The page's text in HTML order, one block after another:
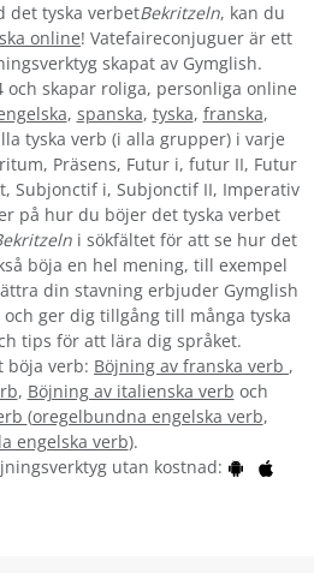
det tyska verbetBekritzeln, kan du
online! Vatefaireconjuguer är ett
skapat av Gymglish.
och skapar roliga, personliga online
, spanska, tyska, franska,
tyska verb (i alla grupper) i varje
Präsens, Futur i, futur II, Futur
Subjonctif i, Subjonctif II, Imperativ
på hur du böjer det tyska verbet
i sökfältet för att se hur det
böja en hel mening, till exempel
din stavning erbjuder Gymglish
ger dig tillgång till många tyska
tips för att lära dig språket.
böja verb: Böjning av franska verb ,
, Böjning av italienska verb och
(oregelbundna engelska verb,
engelska verb).
utan kostnad: